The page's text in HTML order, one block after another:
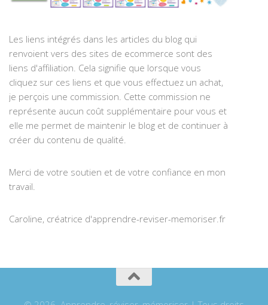
Les liens intégrés dans les articles du blog qui
renvoient vers des sites de ecommerce sont des
liens d'affiliation. Cela signifie que lorsque vous
cliquez sur ces liens et que vous effectuez un achat,
je perçois une commission. Cette commission ne
représente aucun coût supplémentaire pour vous et
elle me permet de maintenir le blog et de continuer à
créer du contenu de qualité.
Merci de votre soutien et de votre confiance en mon
travail.
Caroline, créatrice d'apprendre-reviser-memoriser.fr